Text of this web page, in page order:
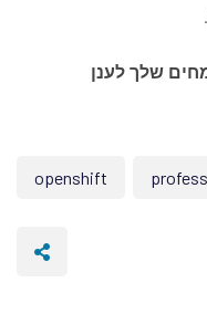
שלך לענן
openshift